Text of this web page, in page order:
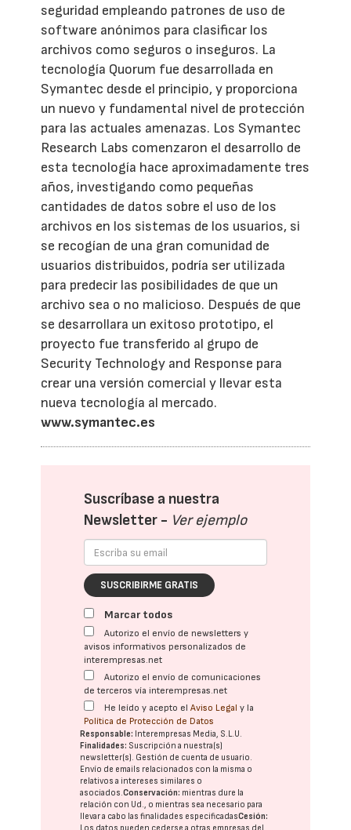
seguridad empleando patrones de uso de
software anónimos para clasificar los
archivos como seguros o inseguros. La
tecnología Quorum fue desarrollada en
Symantec desde el principio, y proporciona
un nuevo y fundamental nivel de protección
para las actuales amenazas. Los Symantec
Research Labs comenzaron el desarrollo de
esta tecnología hace aproximadamente tres
años, investigando como pequeñas
cantidades de datos sobre el uso de los
archivos en los sistemas de los usuarios, si
se recogían de una gran comunidad de
usuarios distribuidos, podría ser utilizada
para predecir las posibilidades de que un
archivo sea o no malicioso. Después de que
se desarrollara un exitoso prototipo, el
proyecto fue transferido al grupo de
Security Technology and Response para
crear una versión comercial y llevar esta
nueva tecnología al mercado.
www.symantec.es
Suscríbase a nuestra
Newsletter - Ver ejemplo
SUSCRIBIRME GRATIS
Marcar todos
Autorizo el envío de newsletters y
avisos informativos personalizados de
interempresas.net
Autorizo el envío de comunicaciones
de terceros vía interempresas.net
He leído y acepto elAviso Legal y la
Política de Protección de Datos
Responsable: Interempresas Media, S.L.U.
Finalidades: Suscripción a nuestra(s)
newsletter(s). Gestión de cuenta de usuario.
Envío de emails relacionados con la misma o
relativos a intereses similares o
asociados.Conservación: mientras dure la
relación con Ud., o mientras sea necesario para
llevar a cabo las finalidades especificadasCesión: